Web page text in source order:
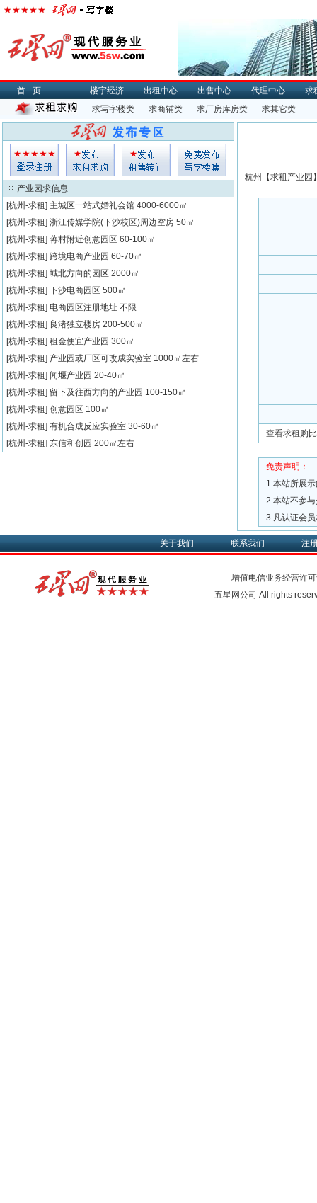
首页 楼宇经济 出租中心 出售中心 代理中心
求
求写字楼类
求商铺类 求厂房库房类 求其它类
杭州【求租 产业园
查看求租购
免责声明：
1.本站所展
2.本站不参
3.凡认证会
产业园求信息
[杭州-求租] 主城区一站式婚礼会馆 4000-6000㎡
[杭州-求租] 浙江传媒学院(下沙校区)周边空房 50㎡
[杭州-求租] 蒋村附近创意园区 60-100㎡
[杭州-求租] 跨境电商产业园 60-70㎡
[杭州-求租] 城北方向的园区 2000㎡
[杭州-求租] 下沙电商园区 500㎡
[杭州-求租] 电商园区注册地址 不限
[杭州-求租] 良渚独立楼房 200-500㎡
[杭州-求租] 租金便宜产业园 300㎡
[杭州-求租] 产业园或厂区可改成实验室 1000㎡左右
[杭州-求租] 闻堰产业园 20-40㎡
[杭州-求租] 留下及往西方向的产业园 100-150㎡
[杭州-求租] 创意园区 100㎡
[杭州-求租] 有机合成反应实验室 30-60㎡
[杭州-求租] 东信和创园 200㎡左右
关于我们 联系我们 注
增值电信业务经营许
五星网公司 All rights